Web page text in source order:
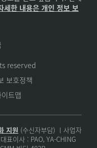
세한 내용은 개인 정보 보
reserved
보호정책
이트맵
지원 (수신자부담) ㅣ사업자
표이사 : PAO, YA-CHING